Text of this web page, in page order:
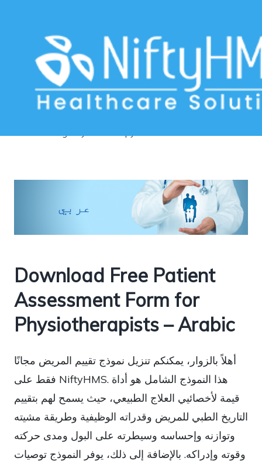
Physical therapy assessment sheet
Download Free Patient
Assessment Form for
Physiotherapists – Arabic
أهلاً بالزوار، يمكنكم تنزيل نموذج تقييم المريض مجانًا
فقط على NiftyHMS. هذا النموذج الشامل هو أداة
قيمة لأخصائيي العلاج الطبيعي، حيث يسمح لهم بتقييم
التاريخ الطبي للمريض وقدراته الوظيفية وطريقة مشيته
وتوازنه وإحساسه وسيطرته على البول ومدى حركته
وقوته وإدراكه. بالإضافة إلى ذلك، يوفر النموذج توصيات